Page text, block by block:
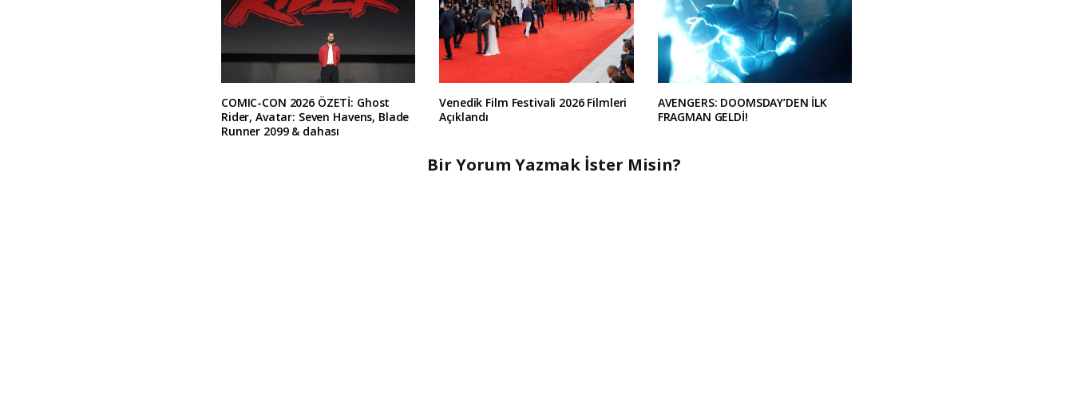
COMIC-CON 2026 ÖZETİ: Ghost
Rider, Avatar: Seven Havens, Blade
Runner 2099 & dahası
Venedik Film Festivali 2026 Filmleri
Açıklandı
AVENGERS: DOOMSDAY’DEN İLK
FRAGMAN GELDİ!
Bir Yorum Yazmak İster Misin?